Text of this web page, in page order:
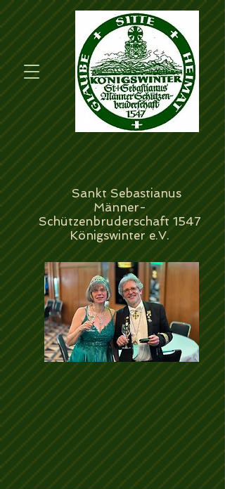
Sankt Sebastianus
Männer-
Schützenbruderschaft 1547
Königswinter e.V.